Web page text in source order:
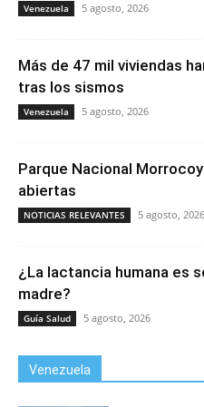
Venezuela 5 agosto, 2026
Más de 47 mil viviendas
tras los sismos
Venezuela 5 agosto, 2026
Parque Nacional
abiertas
NOTICIAS RELEVANTES 5 agosto, 2026
¿La lactancia humana es
madre?
Guía Salud 5 agosto, 2026
Venezuela